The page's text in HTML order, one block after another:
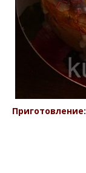
Приготовление: